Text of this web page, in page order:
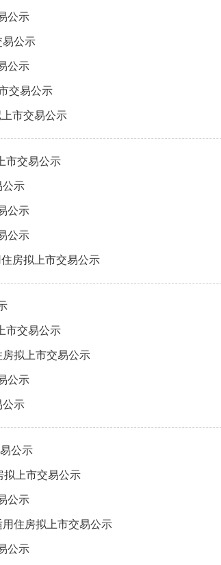
公示
公示
公示
交易公示
市交易公示
市交易公示
公示
公示
公示
房拟上市交易公示
市交易公示
拟上市交易公示
公示
公示
公示
拟上市交易公示
公示
住房拟上市交易公示
公示